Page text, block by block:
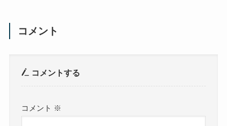
コメント
コメントする
コメント ※